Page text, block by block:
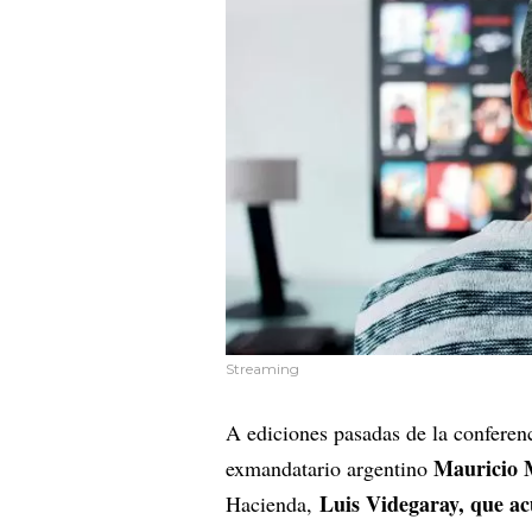
Streaming
A ediciones pasadas de la
exmandatario argentino Mauricio
Hacienda, Luis Videgaray, que